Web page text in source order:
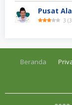
3 (3
Beranda